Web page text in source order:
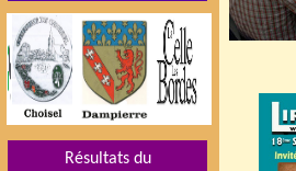
Résultats du